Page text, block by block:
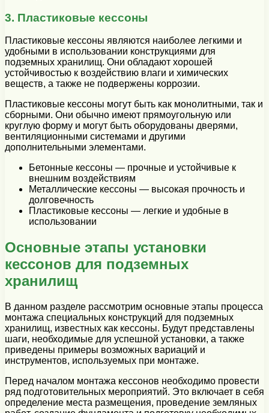
3. Пластиковые кессоны
Пластиковые кессоны являются наиболее легкими и
удобными в использовании конструкциями для
подземных хранилищ. Они обладают хорошей
устойчивостью к воздействию влаги и химических
веществ, а также не подвержены коррозии.
Пластиковые кессоны могут быть как монолитными, так и
сборными. Они обычно имеют прямоугольную или
круглую форму и могут быть оборудованы дверями,
вентиляционными системами и другими
дополнительными элементами.
Бетонные кессоны — прочные и устойчивые к
внешним воздействиям
Металлические кессоны — высокая прочность и
долговечность
Пластиковые кессоны — легкие и удобные в
использовании
Основные этапы установки
кессонов для подземных
хранилищ
В данном разделе рассмотрим основные этапы процесса
монтажа специальных конструкций для подземных
хранилищ, известных как кессоны. Будут представлены
шаги, необходимые для успешной установки, а также
приведены примеры возможных вариаций и
инструментов, используемых при монтаже.
Перед началом монтажа кессонов необходимо провести
ряд подготовительных мероприятий. Это включает в себя
определение места размещения, проведение земляных